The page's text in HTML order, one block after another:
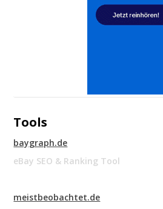
Tools
baygraph.de
eBay SEO & Ranking Tool
meistbeobachtet.de